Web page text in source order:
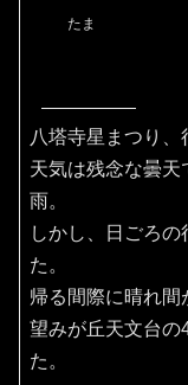
たま
八塔寺星まつり、
天気は残念な曇
雨。
しかし、日ごろ
た。
帰る間際に晴れ間
望みが丘天文台の
た。